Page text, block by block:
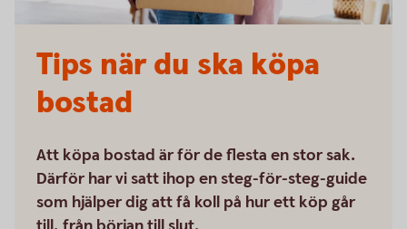
Tips när du ska köpa
bostad
Att köpa bostad är för de flesta en stor sak.
Därför har vi satt ihop en steg-för-steg-guide
som hjälper dig att få koll på hur ett köp går